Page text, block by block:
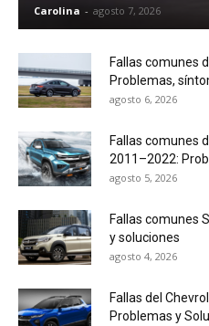
Carolina - agosto 7, 2026
Fallas comunes
Problemas,
agosto 6, 2026
Fallas comunes
2011–2022:
agosto 5, 2026
Fallas comunes
y soluciones
agosto 4, 2026
Fallas del
Problemas y